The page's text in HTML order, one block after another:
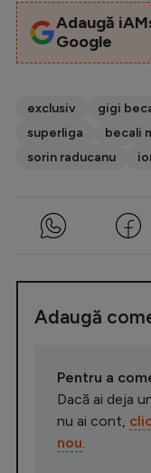
Adaugă
Google
exclusiv gigi
superliga
becali
sorin raducanu
Adaugă
Pentru a
Dacă ai deja
nu ai cont,
nou.